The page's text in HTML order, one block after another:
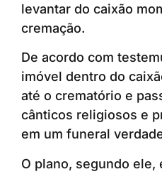
levantar do caixão
cremação.
De acordo com
imóvel dentro do
até o crematório e
cânticos religiosos e
em um funeral
O plano, segundo ele,